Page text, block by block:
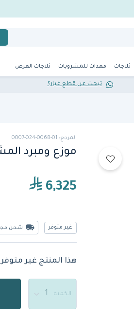
ثلاجات معدات للمشروبات ثلاجات العرض
تبحث عن قطع غيار؟
المرجع: 01-0068-024-0007
موزع ومبرد
6,325
غير متوفر شحن
هذا المنتج غير متوفر
الكمية